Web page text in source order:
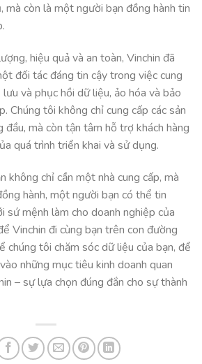
mà còn là một người bạn đồng hành tin
hiệu quả và an toàn, Vinchin đã
đối tác đáng tin cậy trong việc cung
và phục hồi dữ liệu, ảo hóa và bảo
Chúng tôi không chỉ cung cấp các sản
đầu, mà còn tận tâm hỗ trợ khách hàng
quá trình triển khai và sử dụng.
không chỉ cần một nhà cung cấp, mà
hành, một người bạn có thể tin
sứ mệnh làm cho doanh nghiệp của
Vinchin đi cùng bạn trên con đường
chúng tôi chăm sóc dữ liệu của bạn, để
những mục tiêu kinh doanh quan
– sự lựa chọn đúng đắn cho sự thành